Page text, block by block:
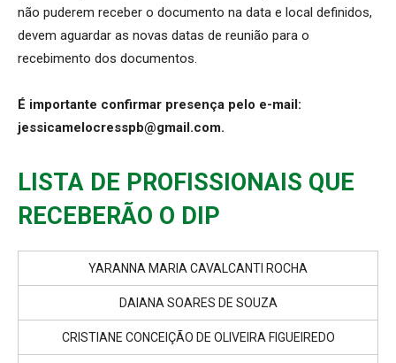
não puderem receber o documento na data e local definidos,
devem aguardar as novas datas de reunião para o
recebimento dos documentos.
É importante confirmar presença pelo e-mail:
jessicamelocresspb@gmail.com.
LISTA DE PROFISSIONAIS QUE
RECEBERÃO O DIP
YARANNA MARIA CAVALCANTI ROCHA
DAIANA SOARES DE SOUZA
CRISTIANE CONCEIÇÃO DE OLIVEIRA FIGUEIREDO